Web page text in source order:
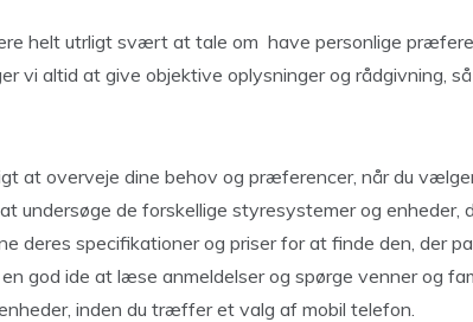
helt utrligt svært at tale om have personlige
vi altid at give objektive oplysninger og rådgivning,
at overveje dine behov og præferencer, når du
undersøge de forskellige styresystemer og enheder,
deres specifikationer og priser for at finde den, der
god ide at læse anmeldelser og spørge venner og
inden du træffer et valg af mobil telefon.